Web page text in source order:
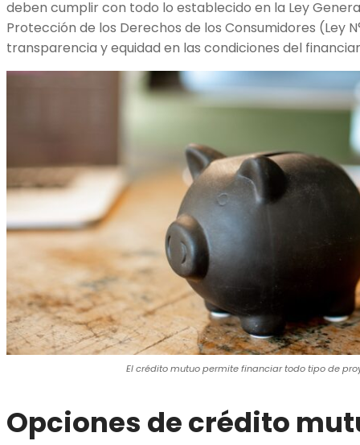
deben cumplir con todo lo establecido en la Ley
Protección de los Derechos de los Consumidores (Ley
transparencia y equidad en las condiciones del
El crédito mutuo permite financiar todo tipo de
Opciones de crédito